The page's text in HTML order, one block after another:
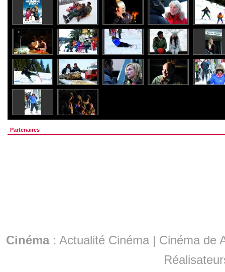
Partenaires
Cinéma: Actualité Cinéma | Cinéma de